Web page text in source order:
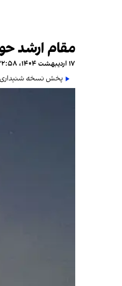
مقام ارشد
۱۷ اردیبهشت ۱۴۰۴، ۲۲:۵۸ (‎+۱ گرینویچ)
پخش نسخه شنیداری